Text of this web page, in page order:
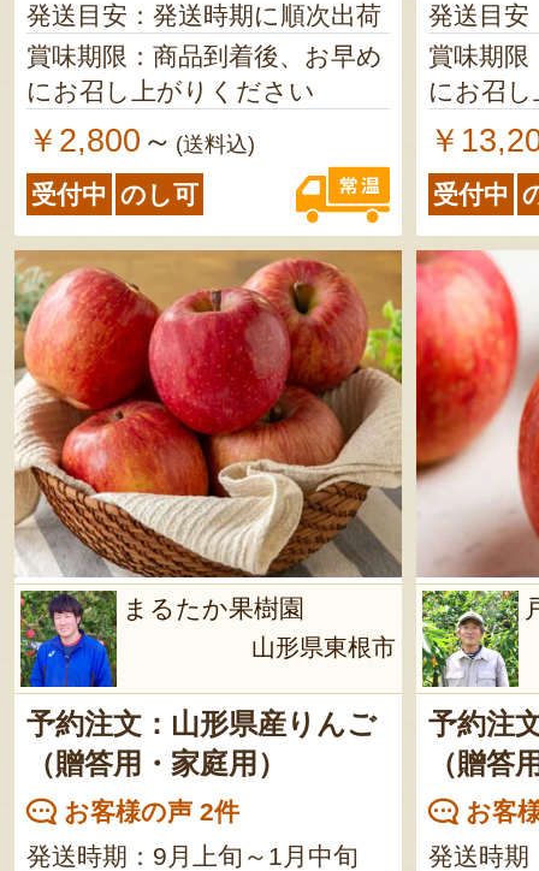
発送目安：発送時期に順次出荷
賞味期限：商品到着後、お早め
にお召し上がりください
￥2,800 ～ (送料込)
受付中 のし可
発送目安
賞味期限
にお召
￥
受付中
まるたか果樹園
山形県東根市
予約注文：山形県産りんご
（贈答用・家庭用）
お客様の声 2件
発送時期：9月上旬～1月中旬
予約注
（贈答
お客
発送時期